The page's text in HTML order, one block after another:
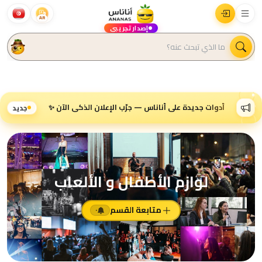
AR
إصدار تجريبي
أدوات جديدة على أناناس — جرّب الإعلان الذكي الآن ✨ جديد
لوازم الأطفال و الألعاب
متابعة القسم ٠